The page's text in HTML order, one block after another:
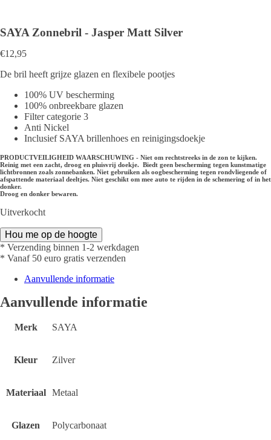
SAYA Zonnebril - Jasper Matt Silver
€12,95
De bril heeft grijze glazen en flexibele pootjes
100% UV bescherming
100% onbreekbare glazen
Filter categorie 3
Anti Nickel
Inclusief SAYA brillenhoes en reinigingsdoekje
PRODUCTVEILIGHEID WAARSCHUWING - Niet om rechtstreeks in de zon te kijken.
Reinig met een zacht, droog en pluisvrij doekje. Biedt geen bescherming tegen kunstmatige
lichtbronnen zoals zonnebanken. Niet gebruiken als oogbescherming tegen rondvliegende of
afspattende materiaal deeltjes. Niet geschikt om mee auto te rijden in de schemering of in het
donker.
Droog en donker bewaren.
Uitverkocht
Hou me op de hoogte
* Verzending binnen 1-2 werkdagen
* Vanaf 50 euro gratis verzenden
Aanvullende informatie
Aanvullende informatie
Merk SAYA
Kleur Zilver
Materiaal Metaal
Glazen Polycarbonaat